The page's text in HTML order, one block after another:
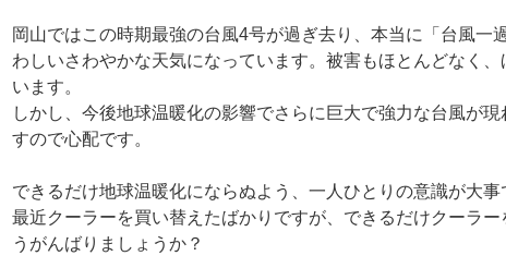
岡山ではこの時期最強の台風4号が過ぎ去り、本当に「台風一
わしいさわやかな天気になっています。被害もほとんどなく、
います。
しかし、今後地球温暖化の影響でさらに巨大で強力な台風が現
すので心配です。
できるだけ地球温暖化にならぬよう、一人ひとりの意識が大事
最近クーラーを買い替えたばかりですが、できるだけクーラー
うがんばりましょうか？